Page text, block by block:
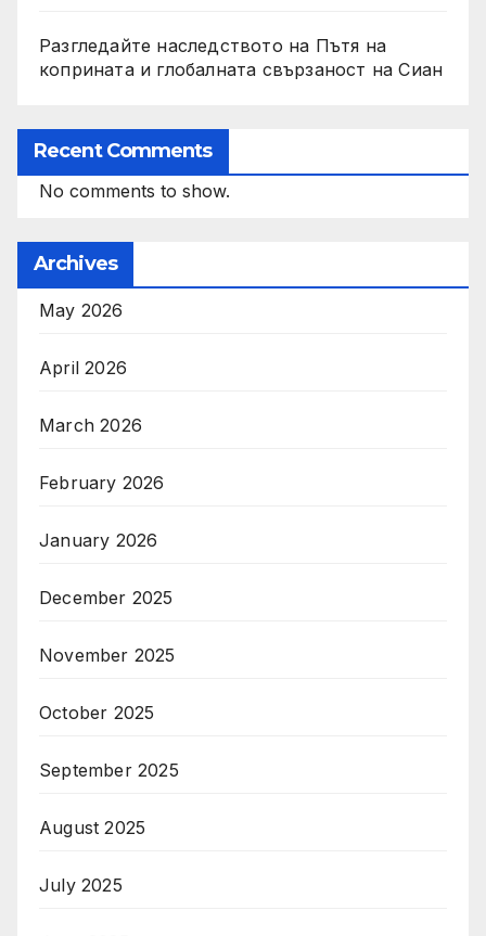
Разгледайте наследството на Пътя на
коприната и глобалната свързаност на Сиан
Recent Comments
No comments to show.
Archives
May 2026
April 2026
March 2026
February 2026
January 2026
December 2025
November 2025
October 2025
September 2025
August 2025
July 2025